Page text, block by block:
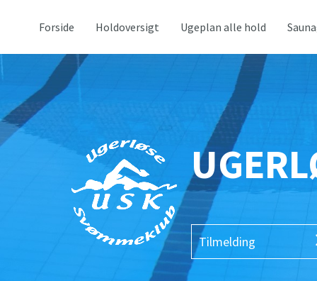
Forside Holdoversigt Ugeplan alle hold
Tilmelding